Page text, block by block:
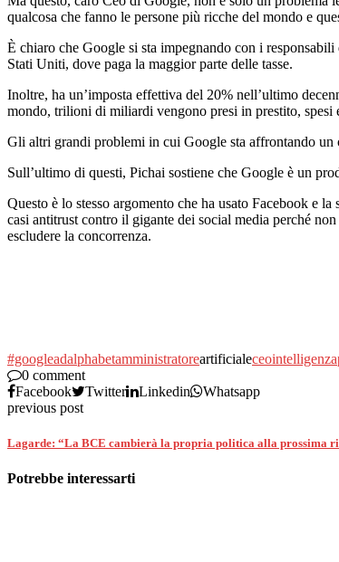
qualcosa che fanno le persone più ricche del mondo e
È chiaro che Google si sta impegnando con i
Stati Uniti, dove paga la maggior parte delle tasse.
Inoltre, ha un’imposta effettiva del 20% nell’ultimo
mondo, trilioni di miliardi vengono presi in prestito, spesi
Gli altri grandi problemi in cui Google sta affrontando un
Sull’ultimo di questi, Pichai sostiene che Google è un
Questo è lo stesso argomento che ha usato Facebook e
casi antitrust contro il gigante dei social media perché
escludere la concorrenza.
#googleadalphabetamministratoreartificialeceointelligenza
0 comment
Facebook
Twitter Linkedin
Whatsapp
previous post
Lagarde: “La BCE cambierà la propria politica alla prossima
Potrebbe interessarti